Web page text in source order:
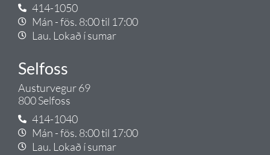
414-1050
Mán - fös. 8:00 til 17:00
Lau. Lokað í sumar
Selfoss
Austurvegur 69
800 Selfoss
414-1040
Mán - fös. 8:00 til 17:00
Lau. Lokað í sumar